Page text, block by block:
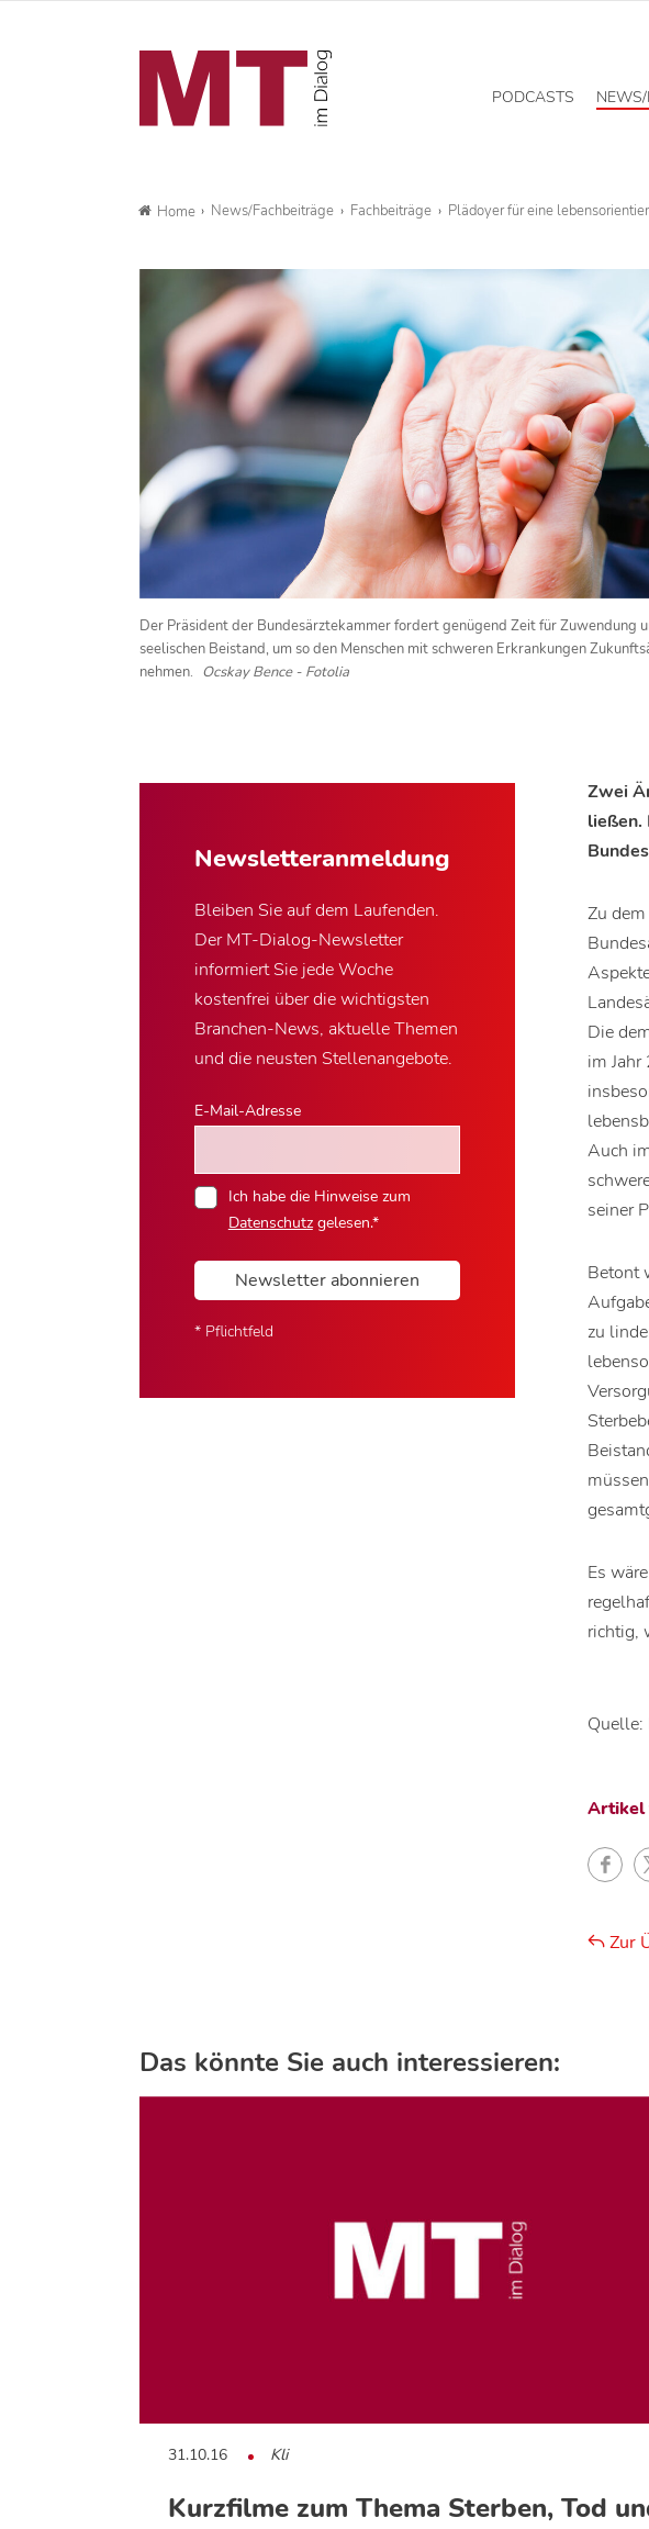
PODCASTS
Home News/Fachbeiträge Fachbeiträge Plädoyer für eine
Der Präsident der Bundesärztekammer fordert genügend Zeit für Zuwendung
seelischen Beistand, um so den Menschen mit schweren Erkrankungen
nehmen. Ocskay Bence - Fotolia
Newsletter­anmeldung
Bleiben Sie auf dem Laufenden.
Der MT-Dialog-Newsletter
informiert Sie jede Woche
kostenfrei über die wichtigsten
Branchen-News, aktuelle Themen
und die neusten Stellenangebote.
E-Mail-Adresse
Ich habe die Hinweise zum
Datenschutzgelesen.*
Newsletter abonnieren
* Pflichtfeld
Zwei
ließen.
Zu
Die
im
Auch
seiner
Betont
zu
Es
richtig,
Artikel
Zur
Das könnte Sie auch interessieren:
31.10.16 Kli
Kurzfilme zum Thema Sterben, Tod